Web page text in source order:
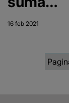
încasează
16 feb 2021